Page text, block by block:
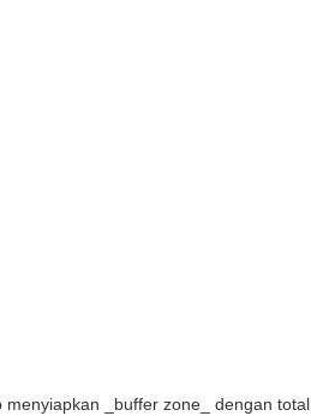
_buffer zone_ dengan total